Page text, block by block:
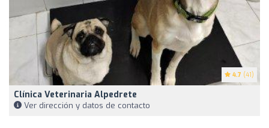
4.7 (41)
Clínica Veterinaria Alpedrete
Ver dirección y datos de contacto